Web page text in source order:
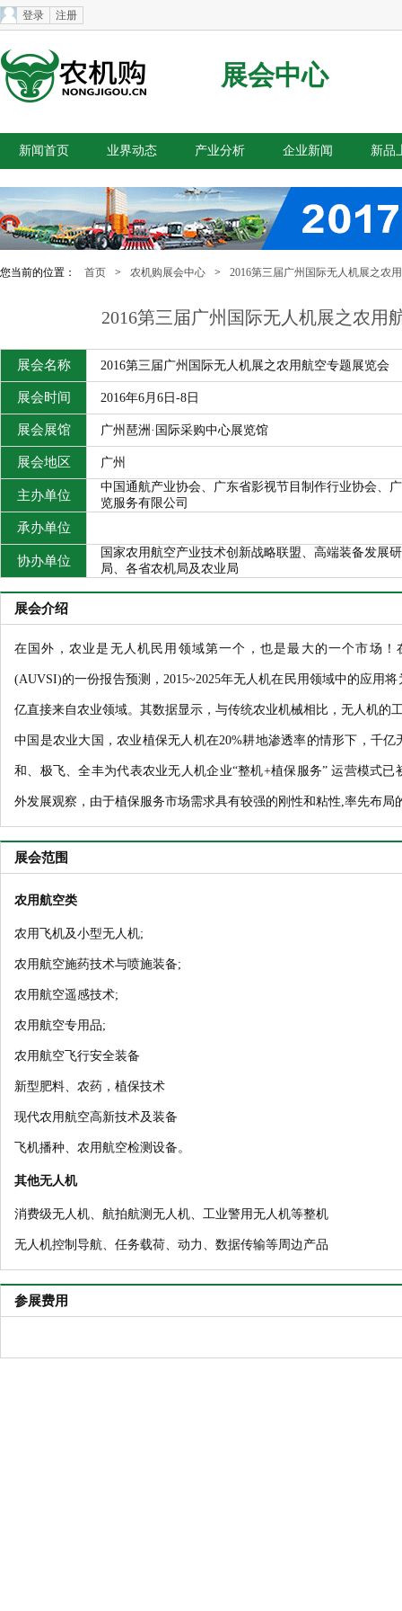
登录 注册
展会中心
新闻首页 业界动态 产业分析 企业新闻 新品
您当前的位置： 首页 > 农机购展会中心 > 2016第三届广州国际无人机展之农
2016第三届广州国际无人机展之农用
展会名称 2016第三届广州国际无人机展之农用航空专题展览会
展会时间 2016年6月6日-8日
展会展馆 广州琶洲·国际采购中心展览馆
展会地区 广州
主办单位
中国通航产业协会、广东省影视节目制作行业协会、
览服务有限公司
承办单位
协办单位
国家农用航空产业技术创新战略联盟、高端装备发展
局、各省农机局及农业局
展会介绍
在国外，农业是无人机民用领域第一个，也是最大的一个市场
(AUVSI)的一份报告预测，2015~2025年无人机在民用领域中的应用
亿直接来自农业领域。其数据显示，与传统农业机械相比，无人机的
中国是农业大国，农业植保无人机在20%耕地渗透率的情形下，千
和、极飞、全丰为代表农业无人机企业“整机+植保服务” 运营模式
外发展观察，由于植保服务市场需求具有较强的刚性和粘性,率先布局
展会范围
农用航空类
农用飞机及小型无人机;
农用航空施药技术与喷施装备;
农用航空遥感技术;
农用航空专用品;
农用航空飞行安全装备
新型肥料、农药，植保技术
现代农用航空高新技术及装备
飞机播种、农用航空检测设备。
其他无人机
消费级无人机、航拍航测无人机、工业警用无人机等整机
无人机控制导航、任务载荷、动力、数据传输等周边产品
参展费用